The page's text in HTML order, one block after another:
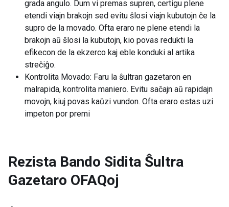
grada angulo. Dum vi premas supren, certigu plene
etendi viajn brakojn sed evitu ŝlosi viajn kubutojn ĉe la
supro de la movado. Ofta eraro ne plene etendi la
brakojn aŭ ŝlosi la kubutojn, kio povas redukti la
efikecon de la ekzerco kaj eble konduki al artika
streĉiĝo.
Kontrolita Movado: Faru la ŝultran gazetaron en
malrapida, kontrolita maniero. Evitu saĉajn aŭ rapidajn
movojn, kiuj povas kaŭzi vundon. Ofta eraro estas uzi
impeton por premi
Rezista Bando Sidita Ŝultra
Gazetaro OFAQoj